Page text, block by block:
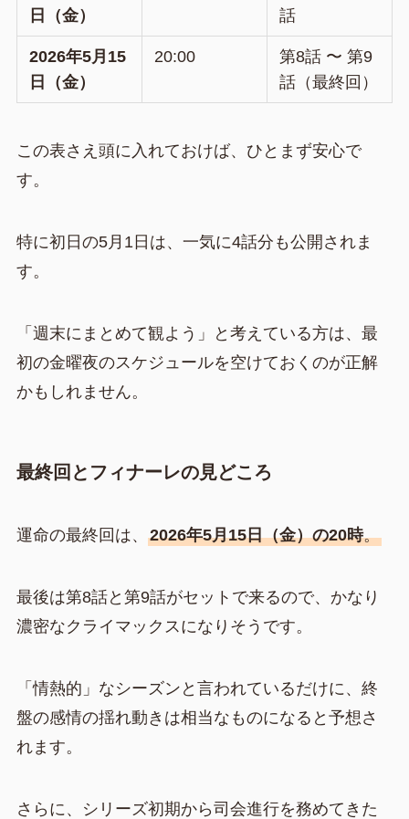
日（金） 話
2026年5月15
日（金）
20:00
第8話 〜 第9
話（最終回）
この表さえ頭に入れておけば、ひとまず安心で
す。
特に初日の5月1日は、一気に4話分も公開されま
す。
「週末にまとめて観よう」と考えている方は、最
初の金曜夜のスケジュールを空けておくのが正解
かもしれません。
最終回とフィナーレの見どころ
運命の最終回は、 2026年5月15日（金）の20時。
最後は第8話と第9話がセットで来るので、かなり
濃密なクライマックスになりそうです。
「情熱的」なシーズンと言われているだけに、終
盤の感情の揺れ動きは相当なものになると予想さ
れます。
さらに、シリーズ初期から司会進行を務めてきた